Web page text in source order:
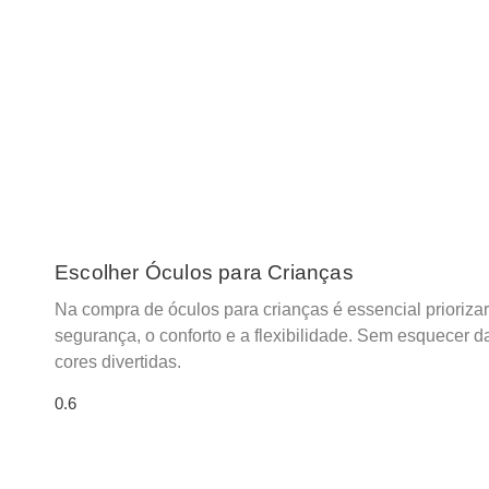
Escolher Óculos para Crianças
Na compra de óculos para crianças é essencial
segurança, o conforto e a flexibilidade. Sem esquecer
cores divertidas.